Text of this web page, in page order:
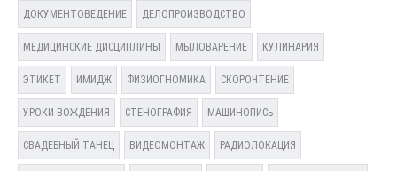
ДОКУМЕНТОВЕДЕНИЕ ДЕЛОПРОИЗВОДСТВО
МЕДИЦИНСКИЕ ДИСЦИПЛИНЫ МЫЛОВАРЕНИЕ КУЛИНАРИЯ
ЭТИКЕТ ИМИДЖ ФИЗИОГНОМИКА СКОРОЧТЕНИЕ
УРОКИ ВОЖДЕНИЯ СТЕНОГРАФИЯ МАШИНОПИСЬ
СВАДЕБНЫЙ ТАНЕЦ ВИДЕОМОНТАЖ РАДИОЛОКАЦИЯ